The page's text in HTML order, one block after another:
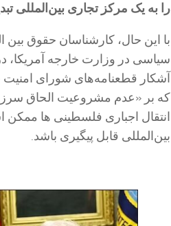
را به یک مرکز تجاری بین‌المللی
با این حال، کارشناسان حقوق بین
سیاسی در وزارت خارجه آمریکا،
که بر «عدم مشروعیت الحاق
انتقال اجباری فلسطینی ها
بین‌المللی قابل پیگیری باشد.